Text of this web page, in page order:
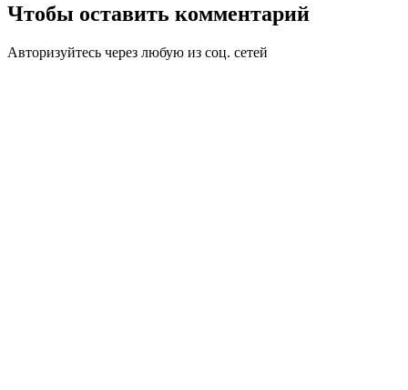
Чтобы оставить комментарий
Авторизуйтесь через любую из соц. сетей